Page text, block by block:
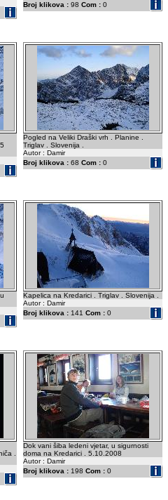
Broj klikova : 98 Com : 0
Pogled na Veliki Draški vrh . Planine .
Triglav . Slovenija .
Autor : Damir
Broj klikova : 68 Com : 0
Kapelica na Kredarici . Triglav . Slovenija .
Autor : Damir
Broj klikova : 141 Com : 0
.
Dok vani šiba ledeni vjetar, u sigurnosti
doma na Kredarici . 5.10.2008
Autor : Damir
Broj klikova : 198 Com : 0